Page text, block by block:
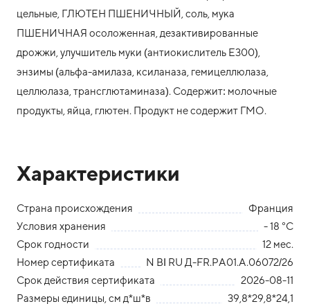
цельные, ГЛЮТЕН ПШЕНИЧНЫЙ, соль, мука
ПШЕНИЧНАЯ осоложенная, дезактивированные
дрожжи, улучшитель муки (антиокислитель Е300),
энзимы (альфа-амилаза, ксиланаза, гемицеллюлаза,
целлюлаза, трансглютаминаза). Содержит: молочные
продукты, яйца, глютен. Продукт не содержит ГМО.
Характеристики
Страна происхождения
Франция
Условия хранения
- 18 °С
Срок годности
12 мес.
Номер сертификата
N ВІ RU Д-FR.PA01.А.06072/26
Срок действия сертификата
2026-08-11
Размеры единицы, см д*ш*в
39,8*29,8*24,1